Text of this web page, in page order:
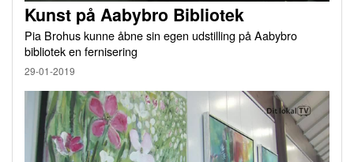
Kunst på Aabybro Bibliotek
Pia Brohus kunne åbne sin egen udstilling på Aabybro
bibliotek en fernisering
29-01-2019